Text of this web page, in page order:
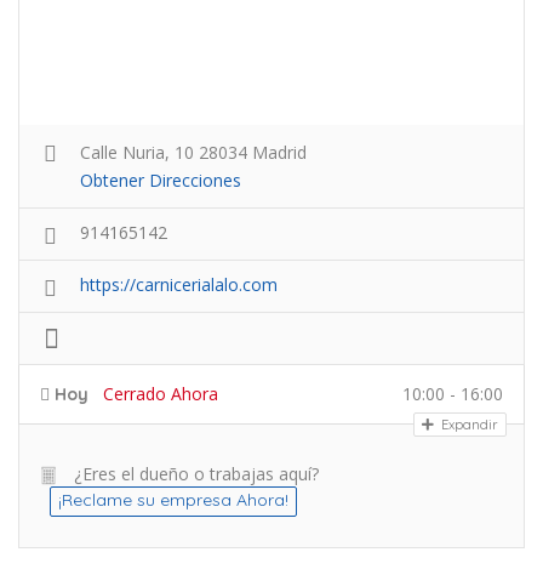
Calle Nuria, 10 28034 Madrid
Obtener Direcciones
914165142
https://carnicerialalo.com
Hoy Cerrado Ahora 10:00 - 16:00
Expandir
¿Eres el dueño o trabajas aquí?
¡Reclame su empresa Ahora!